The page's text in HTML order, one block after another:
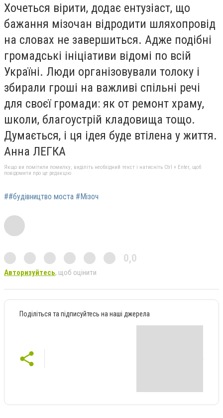
Хочеться вірити, додає ентузіаст, що
бажання мізочан відродити шляхопровід
на словах не завершиться. Адже подібні
громадські ініціативи відомі по всій
Україні. Люди організовували толоку і
збирали гроші на важливі спільні речі
для своєї громади: як от ремонт храму,
школи, благоустрій кладовища тощо.
Думається, і ця ідея буде втілена у життя.
Анна ЛЕГКА
Якщо ви помітили помилку, виділіть необхідний текст і натисніть Ctrl + Enter, щоб
повідомити про це редакцію
##будівництво моста #Мізоч
0,0
Авторизуйтесь, щоб оцінити
Поділіться та підписуйтесь на наші джерела